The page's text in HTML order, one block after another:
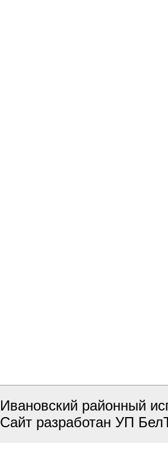
Ивановский районный
Сайт разработан УП